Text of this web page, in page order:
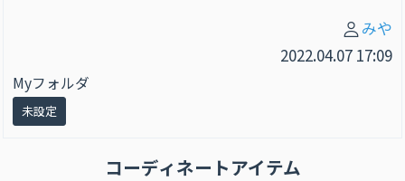
みや
2022.04.07 17:09
Myフォルダ
未設定
コーディネートアイテム